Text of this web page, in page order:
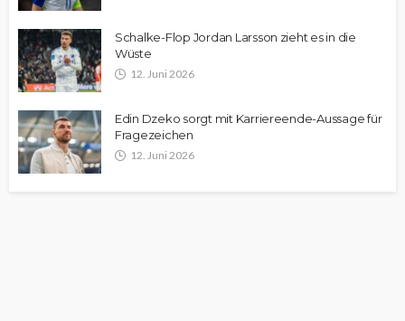
Schalke-Flop Jordan Larsson zieht es in die
Wüste
12. Juni 2026
Edin Dzeko sorgt mit Karriereende-Aussage für
Fragezeichen
12. Juni 2026